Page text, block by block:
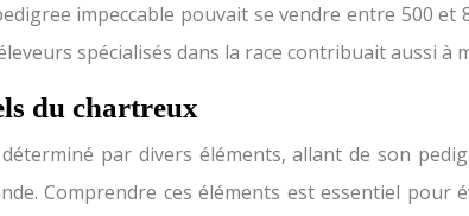
impeccable pouvait se vendre entre 500
spécialisés dans la race contribuait aussi à
du chartreux
par divers éléments, allant de son
Comprendre ces éléments est essentiel